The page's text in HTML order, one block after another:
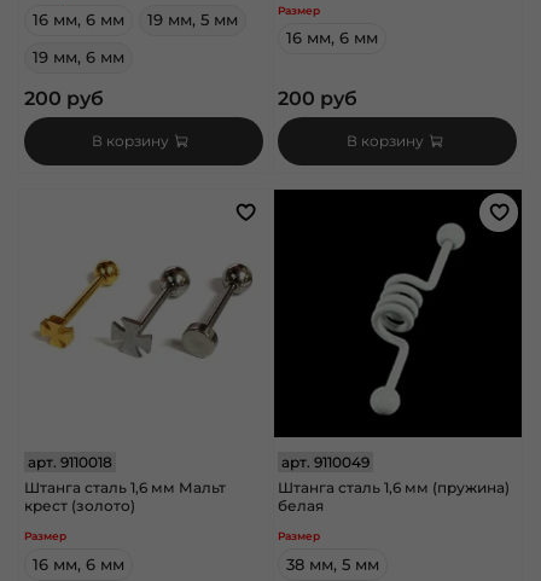
16 мм, 6 мм
19 мм, 5 мм
19 мм, 6 мм
200 руб
В корзину
Размер
16 мм, 6 мм
200 руб
В корзину
арт. 9110018
Штанга сталь 1,6 мм Мальт
крест (золото)
Размер
16 мм, 6 мм
арт.9110049
Штанга сталь 1,6 мм (пружина)
белая
Размер
38 мм, 5 мм